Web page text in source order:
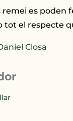
remei es
el respecte
Closa